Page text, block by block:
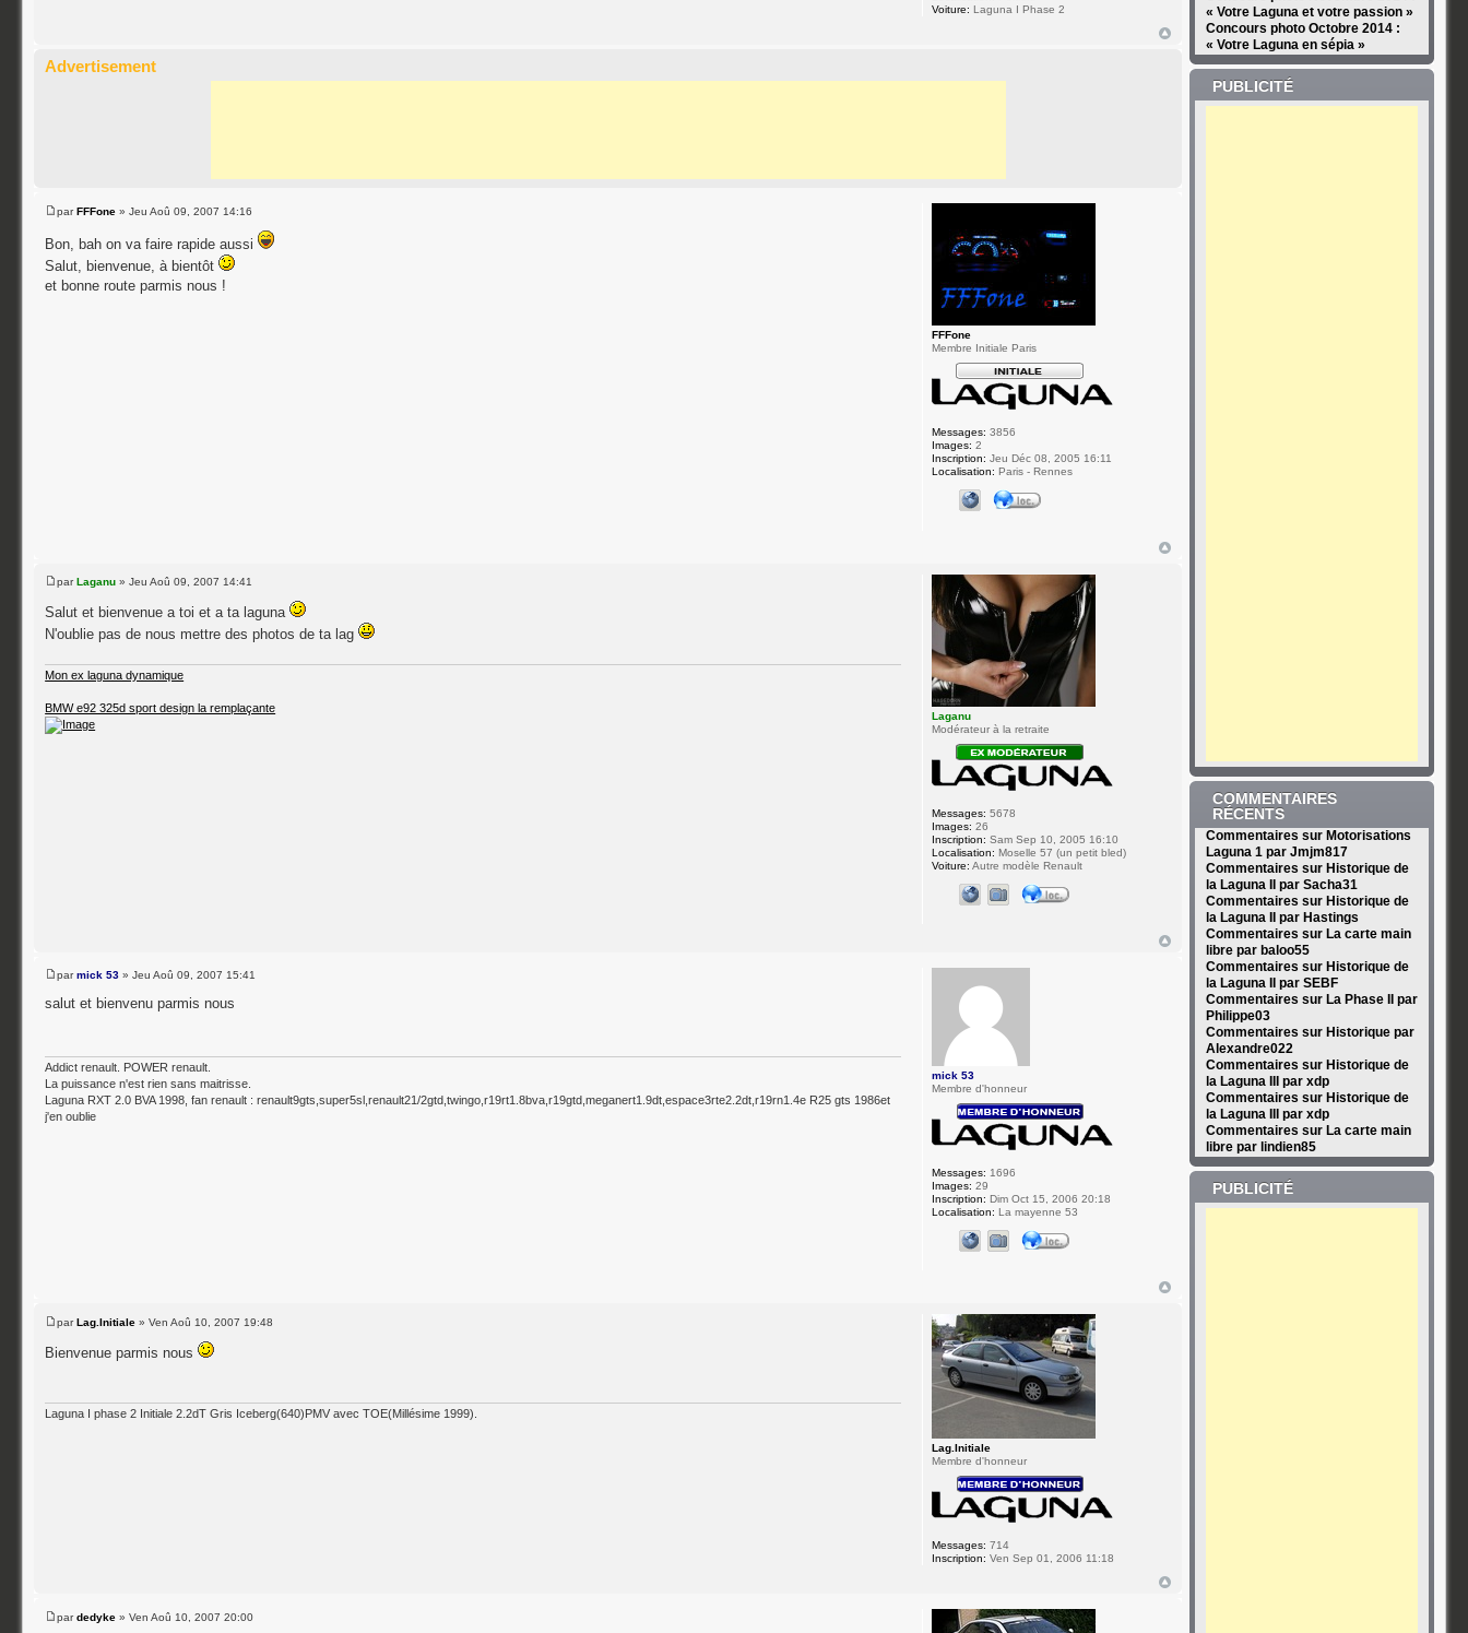
Voiture: Laguna I Phase 2
Advertisement
parFFFone » Jeu Aoû 09, 2007 14:16
Bon, bah on va faire rapide aussi
Salut, bienvenue, à bientôt
et bonne route parmis nous !
FFFone
Membre Initiale Paris
Messages: 3856
Images: 2
Inscription: Jeu Déc 08, 2005 16:11
Localisation: Paris - Rennes
parLaganu » Jeu Aoû 09, 2007 14:41
Salut et bienvenue a toi et a ta laguna
N'oublie pas de nous mettre des photos de ta lag
Mon ex laguna dynamique
BMW e92 325d sport design la remplaçante
Laganu
Modérateur à la retraite
Messages: 5678
Images: 26
Inscription: Sam Sep 10, 2005 16:10
Localisation: Moselle 57 (un petit bled)
Voiture: Autre modèle Renault
parmick 53 » Jeu Aoû 09, 2007 15:41
salut et bienvenu parmis nous
Addict renault. POWER renault.
La puissance n'est rien sans maitrisse.
Laguna RXT 2.0 BVA 1998, fan renault : renault9gts,super5sl,renault21/2gtd,twingo,r19rt1.8bva,r19gtd,meganert1.9dt,espace3rte2.2dt,r19rn1.4e R25 gts 1986et
j'en oublie
mick 53
Membre d'honneur
Messages: 1696
Images: 29
Inscription: Dim Oct 15, 2006 20:18
Localisation: La mayenne 53
parLag.Initiale » Ven Aoû 10, 2007 19:48
Bienvenue parmis nous
Laguna I phase 2 Initiale 2.2dT Gris Iceberg(640)PMV avec TOE(Millésime 1999).
Lag.Initiale
Membre d'honneur
Messages: 714
Inscription: Ven Sep 01, 2006 11:18
pardedyke » Ven Aoû 10, 2007 20:00
« Votre Laguna et votre passion »
Concours photo Octobre 2014 :
« Votre Laguna en sépia »
PUBLICITÉ
COMMENTAIRES
RÉCENTS
Commentaires sur Motorisations
Laguna 1 par Jmjm817
Commentaires sur Historique de
la Laguna II par Sacha31
Commentaires sur Historique de
la Laguna II par Hastings
Commentaires sur La carte main
libre par baloo55
Commentaires sur Historique de
la Laguna II par SEBF
Commentaires sur La Phase II par
Philippe03
Commentaires sur Historique par
Alexandre022
Commentaires sur Historique de
la Laguna III par xdp
Commentaires sur Historique de
la Laguna III par xdp
Commentaires sur La carte main
libre par lindien85
PUBLICITÉ